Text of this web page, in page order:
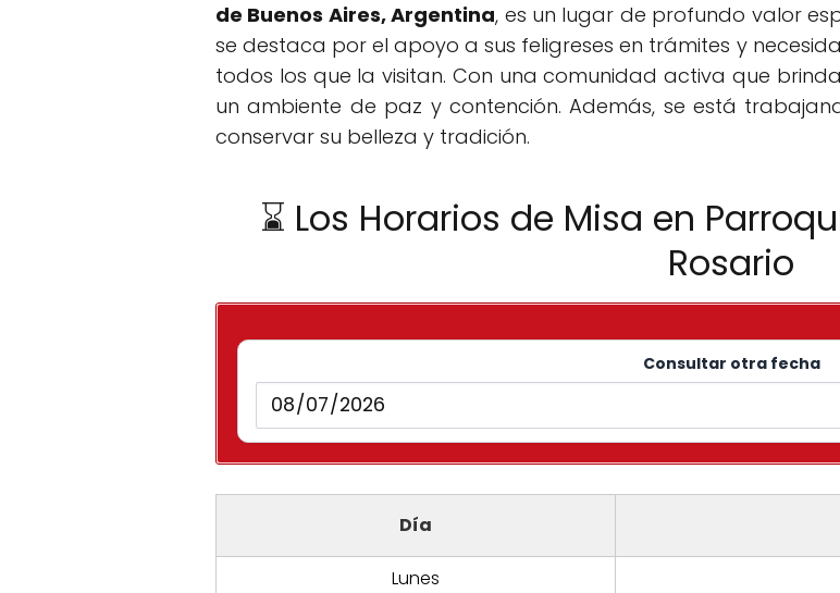
de Buenos Aires, Argentina, es un lugar de profundo valor
se destaca por el apoyo a sus feligreses en trámites y
todos los que la visitan. Con una comunidad activa que
un ambiente de paz y contención. Además, se está
conservar su belleza y tradición.
⌛ Los Horarios de Misa en
Rosario
Consultar otra fecha
Día
Lunes